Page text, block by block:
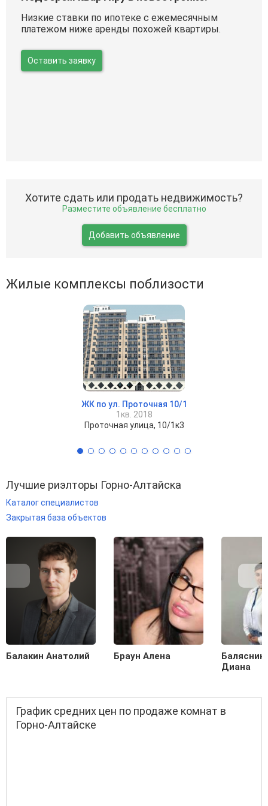
Низкие ставки по ипотеке с ежемесячным
платежом ниже аренды похожей квартиры.
Оставить заявку
Хотите сдать или продать недвижимость?
Разместите объявление бесплатно
Добавить объявление
Жилые комплексы поблизости
ЖК по ул. Проточная 10/1
1кв. 2018
Проточная улица, 10/1к3
Лучшие риэлторы Горно-Алтайска
Каталог специалистов
Закрытая база объектов
Балакин Анатолий Браун Алена
Диана
График средних цен по продаже комнат в
Горно-Алтайске